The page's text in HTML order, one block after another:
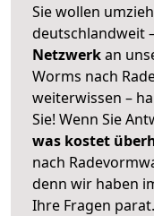
Sie wollen
deutschlandweit
Netzwerkan
Worms nach
weiterwissen –
Sie! Wenn Sie
was kostet
nach
denn wir haben
Ihre Fragen parat.